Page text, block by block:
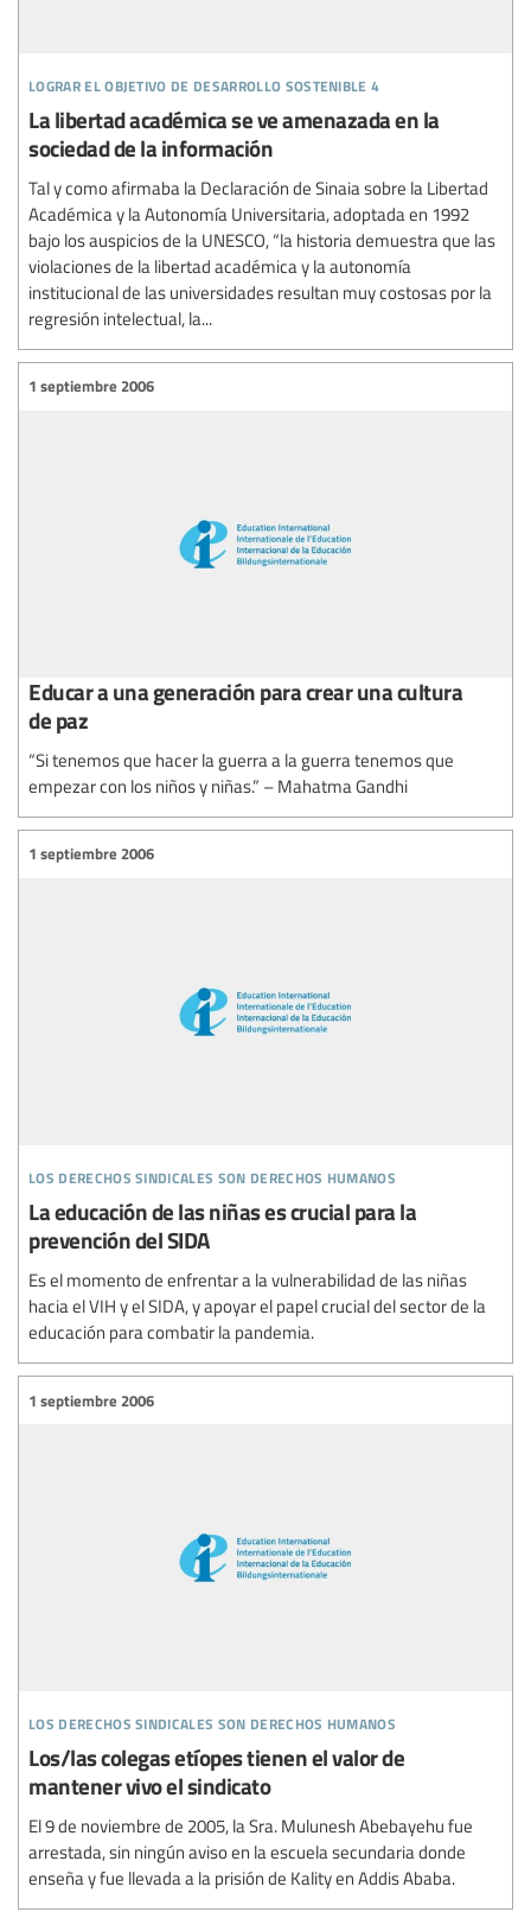
lograr el objetivo de desarrollo sostenible 4
La libertad académica se ve amenazada en la
sociedad de la información
Tal y como afirmaba la Declaración de Sinaia sobre la Libertad
Académica y la Autonomía Universitaria, adoptada en 1992
bajo los auspicios de la UNESCO, “la historia demuestra que las
violaciones de la libertad académica y la autonomía
institucional de las universidades resultan muy costosas por la
regresión intelectual, la...
1 septiembre 2006
Educar a una generación para crear una cultura
de paz
“Si tenemos que hacer la guerra a la guerra tenemos que
empezar con los niños y niñas.” – Mahatma Gandhi
los derechos sindicales son derechos humanos
1 septiembre 2006
La educación de las niñas es crucial para la
prevención del SIDA
Es el momento de enfrentar a la vulnerabilidad de las niñas
hacia el VIH y el SIDA, y apoyar el papel crucial del sector de la
educación para combatir la pandemia.
los derechos sindicales son derechos humanos
1 septiembre 2006
Los/las colegas etíopes tienen el valor de
mantener vivo el sindicato
El 9 de noviembre de 2005, la Sra. Mulunesh Abebayehu fue
arrestada, sin ningún aviso en la escuela secundaria donde
enseña y fue llevada a la prisión de Kality en Addis Ababa.